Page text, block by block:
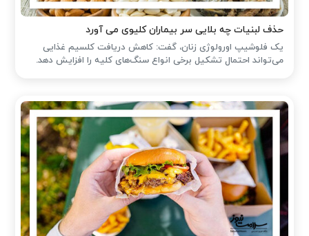
حذف لبنیات چه بلایی سر بیماران کلیوی می آورد
یک فلوشیپ اورولوژی زنان، گفت: کاهش دریافت کلسیم غذایی
می‌تواند احتمال تشکیل برخی انواع سنگ‌های کلیه را افزایش دهد.